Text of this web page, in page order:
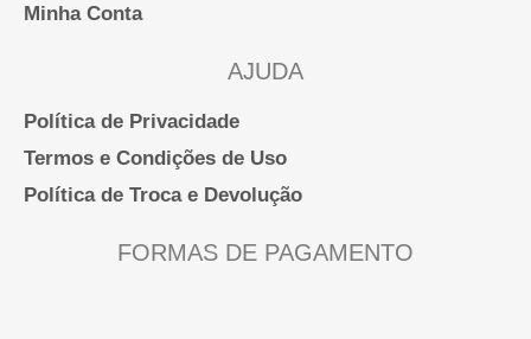
Minha Conta
AJUDA
Política de Privacidade
Termos e Condições de Uso
Política de Troca e Devolução
FORMAS DE PAGAMENTO